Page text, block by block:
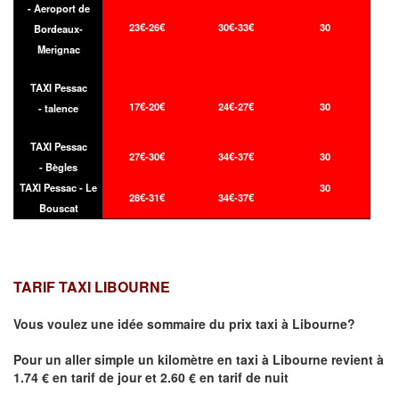
- Aeroport de
Bordeaux-
Merignac
23€-26€ 30€-33€ 30
TAXI Pessac
- talence
17€-20€ 24€-27€ 30
TAXI Pessac
- Bègles
27€-30€ 34€-37€ 30
TAXI Pessac - Le
Bouscat
28€-31€ 34€-37€
30
TARIF TAXI LIBOURNE
Vous voulez une idée sommaire du prix taxi à Libourne?
Pour un aller simple un kilomètre en taxi à Libourne revient à
1.74 € en tarif de jour et 2.60 € en tarif de nuit